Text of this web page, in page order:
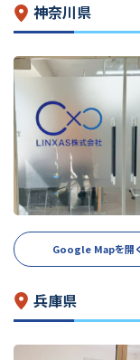
神奈川県
Google Mapを開
兵庫県